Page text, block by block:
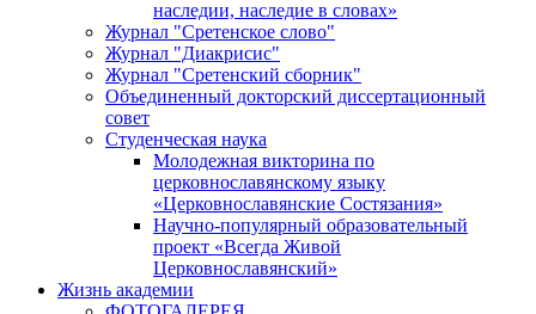
наследии, наследие в словах»
Журнал "Сретенское слово"
Журнал "Диакрисис"
Журнал "Сретенский сборник"
Объединенный докторский диссертационный
совет
Студенческая наука
Молодежная викторина по
церковнославянскому языку
«Церковнославянские Состязания»
Научно-популярный образовательный
проект «Всегда Живой
Церковнославянский»
Жизнь академии